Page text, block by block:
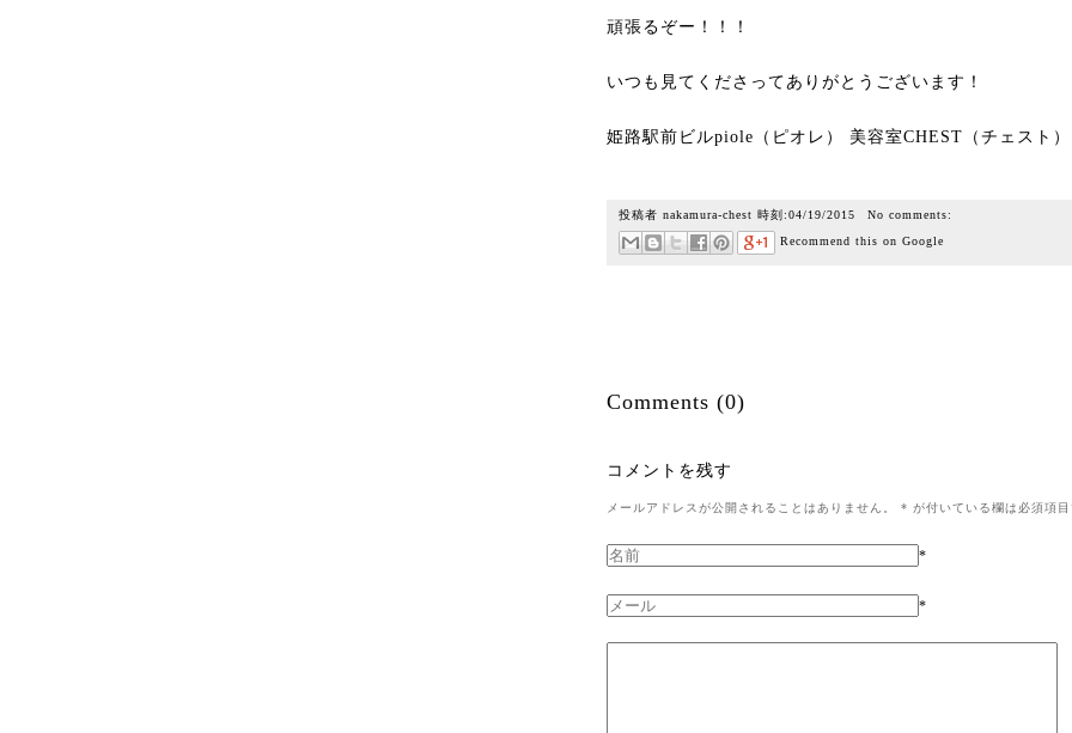
頑張るぞー！！！
いつも見てくださってありがとうございます！
姫路駅前ビルpiole（ピオレ） 美容室CHEST（チェスト
投稿者 nakamura-chest 時刻:04/19/2015 No comments:
Recommend this on Google
Comments (0)
コメントを残す
メールアドレスが公開されることはありません。 * が付いている欄は必須項
*
*